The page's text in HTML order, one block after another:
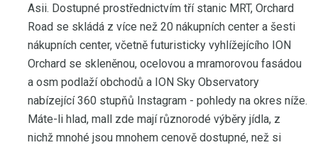
Asii. Dostupné prostřednictvím tří stanic MRT, Orchard
Road se skládá z více než 20 nákupních center a šesti
nákupních center, včetně futuristicky vyhlížejícího ION
Orchard se skleněnou, ocelovou a mramorovou fasádou
a osm podlaží obchodů a ION Sky Observatory
nabízející 360 stupňů Instagram - pohledy na okres níže.
Máte-li hlad, mall zde mají různorodé výběry jídla, z
nichž mnohé jsou mnohem cenově dostupné, než si